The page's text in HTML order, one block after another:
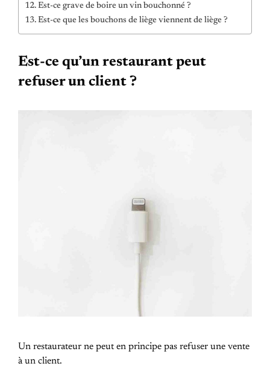
Est-ce grave de boire un vin bouchonné ?
Est-ce que les bouchons de liège viennent de liège ?
Est-ce qu’un restaurant peut
refuser un client ?
Un restaurateur ne peut en principe pas refuser une vente
à un client.